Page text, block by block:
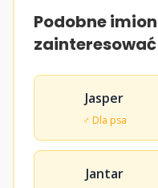
Podobne
zainteresować
Jasper
♂ Dla psa
Jantar